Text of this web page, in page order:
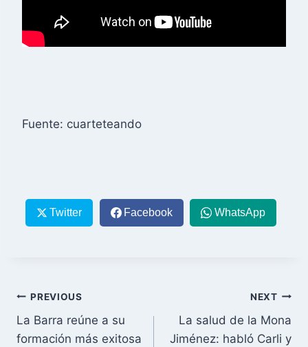
Fuente: cuarteteando
Twitter Facebook WhatsApp
Post
navigation
PREVIOUS
La Barra reúne a su
formación más exitosa
NEXT
La salud de la Mona
Jiménez: habló Carli y